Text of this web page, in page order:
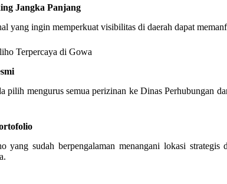
Jangka Panjang
yang ingin memperkuat visibilitas di daerah dapat
Terpercaya di Gowa
pilih mengurus semua perizinan ke Dinas Perhubungan
yang sudah berpengalaman menangani lokasi